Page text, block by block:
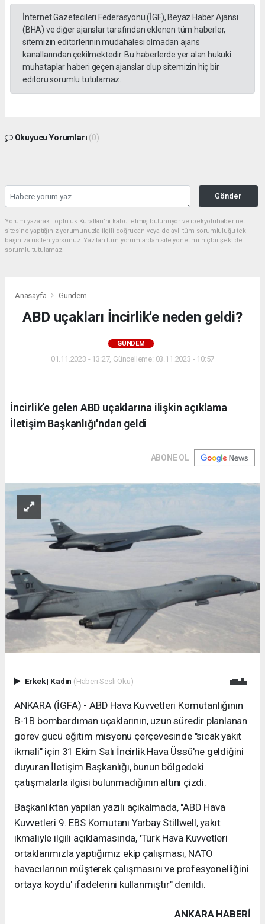
İnternet Gazetecileri Federasyonu (İGF), Beyaz Haber Ajansı
(BHA) ve diğer ajanslar tarafından eklenen tüm haberler,
sitemizin editörlerinin müdahalesi olmadan ajans
kanallarından çekilmektedir. Bu haberlerde yer alan hukuki
muhataplar haberi geçen ajanslar olup sitemizin hiç bir
editörü sorumlu tutulamaz...
Okuyucu Yorumları (0)
Gönder
Yorum yazarak Topluluk Kuralları’nı kabul etmiş bulunuyor ve ipekyoluhaber.net
sitesine yaptığınız yorumunuzla ilgili doğrudan veya dolaylı tüm sorumluluğu tek
başınıza üstleniyorsunuz. Yazılan tüm yorumlardan site yönetimi hiçbir şekilde
sorumlu tutulamaz.
Anasayfa Gündem
ABD uçakları İncirlik'e neden geldi?
GÜNDEM
01.11.2023 - 13:27, Güncelleme: 03.11.2023 - 10:57
İncirlik’e gelen ABD uçaklarına ilişkin açıklama
İletişim Başkanlığı'ndan geldi
ABONE OL
Erkek| Kadın (Haberi Sesli Oku)
ANKARA (İGFA) - ABD Hava Kuvvetleri Komutanlığının
B-1B bombardıman uçaklarının, uzun süredir planlanan
görev gücü eğitim misyonu çerçevesinde "sıcak yakıt
ikmali" için 31 Ekim Salı İncirlik Hava Üssü'ne geldiğini
duyuran İletişim Başkanlığı, bunun bölgedeki
çatışmalarla ilgisi bulunmadığının altını çizdi.
Başkanlıktan yapılan yazılı açıkalmada, "ABD Hava
Kuvvetleri 9. EBS Komutanı Yarbay Stillwell, yakıt
ikmaliyle ilgili açıklamasında, 'Türk Hava Kuvvetleri
ortaklarımızla yaptığımız ekip çalışması, NATO
havacılarının müşterek çalışmasını ve profesyonelliğini
ortaya koydu' ifadelerini kullanmıştır" denildi.
ANKARA HABERİ